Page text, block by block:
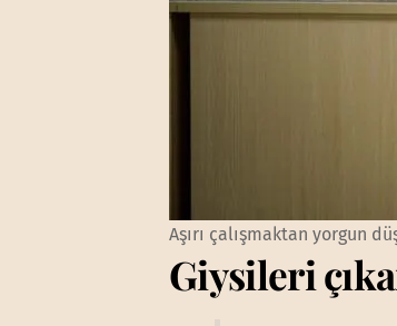
Aşırı çalışmaktan yorgun
Giysileri